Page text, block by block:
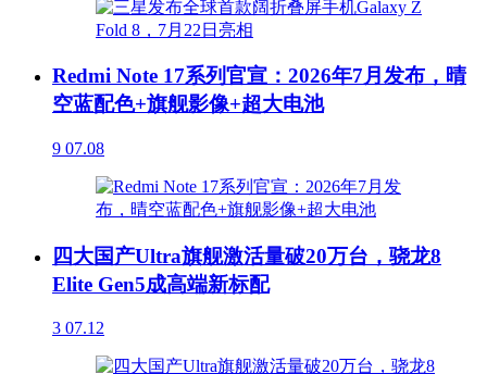
Redmi Note 17系列官宣：2026年7月发布，晴
空蓝配色+旗舰影像+超大电池
9 07.08
四大国产Ultra旗舰激活量破20万台，骁龙8
Elite Gen5成高端新标配
3 07.12